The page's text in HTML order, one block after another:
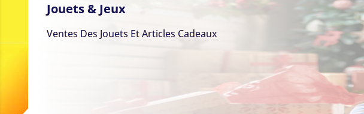
Jouets & Jeux
Ventes Des Jouets Et Articles Cadeaux